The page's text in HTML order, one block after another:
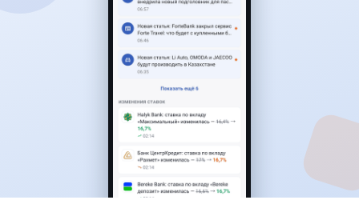
12
3 августа 2026 г., 22:30
Почему Китай вкладывает миллиарды в недра
Казахстана и что получит страна